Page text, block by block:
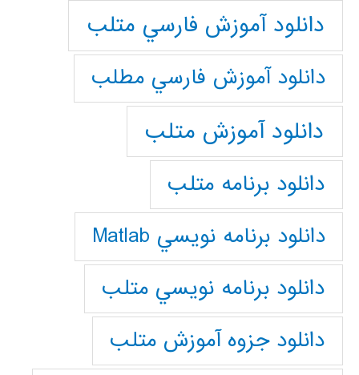
دانلود آموزش فارسي متلب
دانلود آموزش فارسي مطلب
دانلود آموزش متلب
دانلود برنامه متلب
دانلود برنامه نويسي Matlab
دانلود برنامه نويسي متلب
دانلود جزوه آموزش متلب